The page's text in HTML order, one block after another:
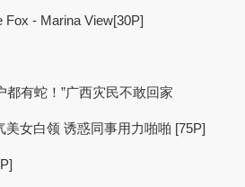
Fox - Marina View[30P]
都有蛇！”广西灾民不敢回家
美女白领 诱惑同事用力啪啪 [75P]